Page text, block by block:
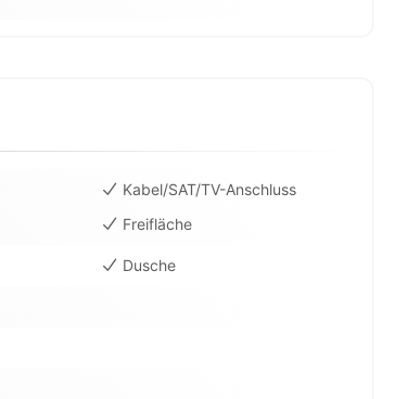
Kabel/SAT/TV-Anschluss
Freifläche
Dusche